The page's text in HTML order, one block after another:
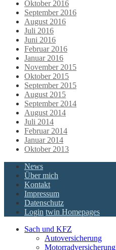
Oktober 2016
September 2016
August 2016
Juli 2016
Juni 2016
Februar 2016
Januar 2016
November 2015
Oktober 2015
September 2015
August 2015
September 2014
August 2014
Juli 2014
Februar 2014
Januar 2014
Oktober 2013
News
Über mich
Kontakt
Impressum
Datenschutz
Login twin Homepages
Sach und KFZ
Autoversicherung
Motorradversicherung